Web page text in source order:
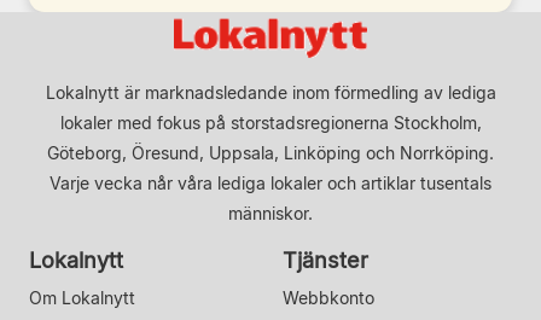
Lokalnytt är marknadsledande inom förmedling av lediga
lokaler med fokus på storstadsregionerna Stockholm,
Göteborg, Öresund, Uppsala, Linköping och Norrköping.
Varje vecka når våra lediga lokaler och artiklar tusentals
människor.
Lokalnytt
Om Lokalnytt
Tjänster
Webbkonto